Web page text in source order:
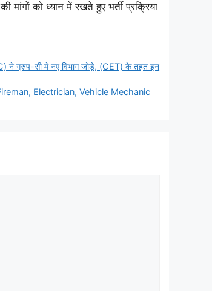
मांगों को ध्यान में रखते हुए भर्ती प्रक्रिया
ने ग्रुप-सी मे नए विभाग जोड़े, (CET) के तहत इन
Electrician, Vehicle Mechanic